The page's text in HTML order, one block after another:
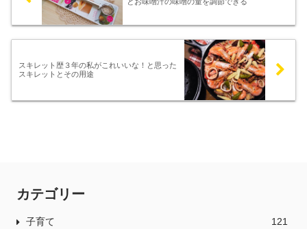
スキレット歴３年の私がこれいいな！と思った
スキレットとその用途
カテゴリー
子育て 121